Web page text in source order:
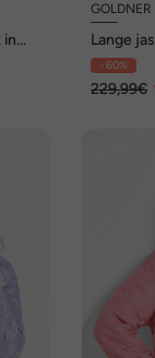
in
GOLDNER
Lange
stof
- 60%
229,99€